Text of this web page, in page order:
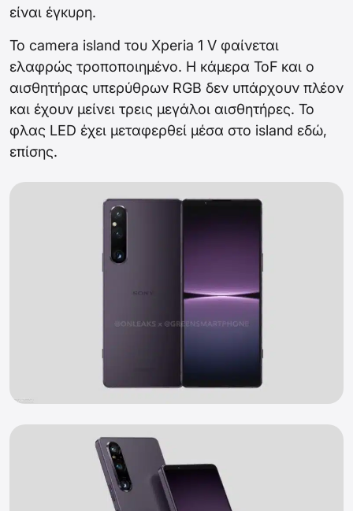
είναι έγκυρη.
Το camera island του Xperia 1 V φαίνεται
ελαφρώς τροποποιημένο. Η κάμερα ToF και ο
αισθητήρας υπερύθρων RGB δεν υπάρχουν πλέον
και έχουν μείνει τρεις μεγάλοι αισθητήρες. Το
φλας LED έχει μεταφερθεί μέσα στο island εδώ,
επίσης.